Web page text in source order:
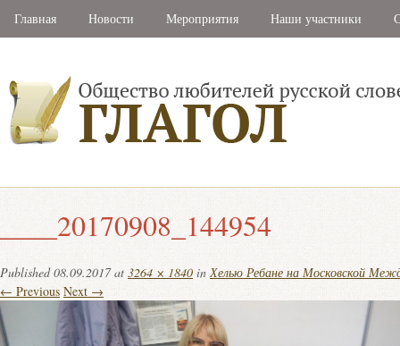
Главная Новости Мероприятия Наши участники
____20170908_144954
Published08.09.2017at 3264 × 1840 inХелью Ребане на Московской
← Previous Next →